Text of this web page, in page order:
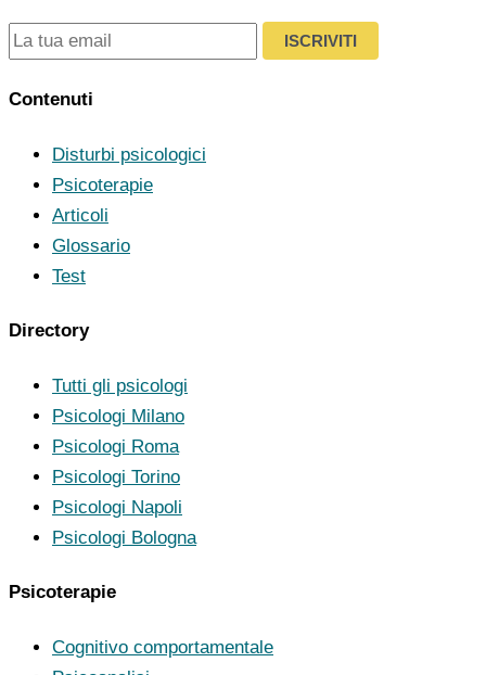
ISCRIVITI
Contenuti
Disturbi psicologici
Psicoterapie
Articoli
Glossario
Test
Directory
Tutti gli psicologi
Psicologi Milano
Psicologi Roma
Psicologi Torino
Psicologi Napoli
Psicologi Bologna
Psicoterapie
Cognitivo comportamentale